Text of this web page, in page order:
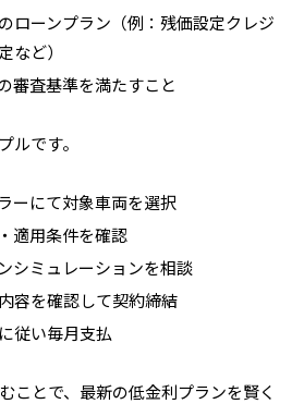
ローンプラン（例：残価設定クレジ
など）
審査基準を満たすこと
ルです。
ーにて対象車両を選択
適用条件を確認
シミュレーションを相談
容を確認して契約締結
従い毎月支払
ことで、最新の低金利プランを賢く